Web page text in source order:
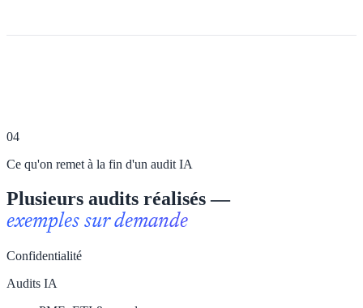
04
Ce qu'on remet à la fin d'un audit IA
Plusieurs audits réalisés —
exemples sur demande
Confidentialité
Audits IA